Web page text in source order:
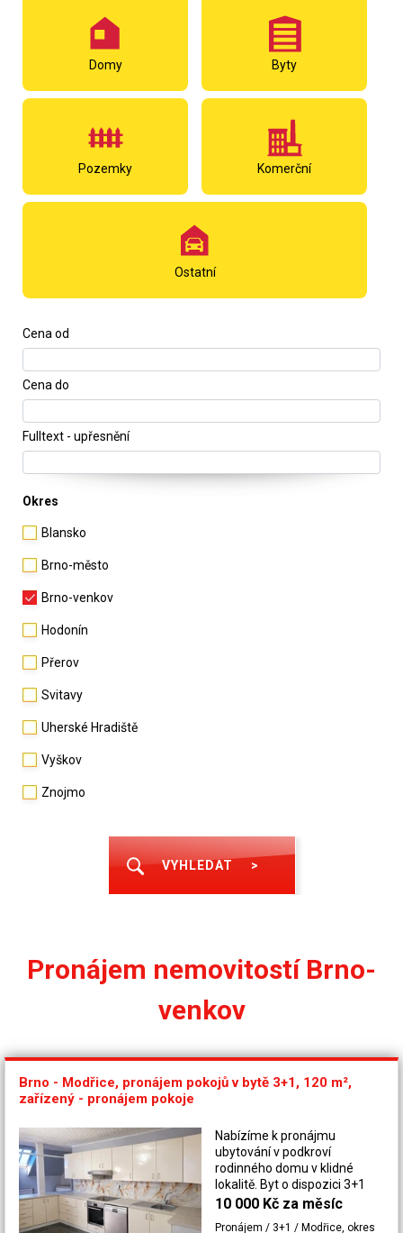
Domy Byty
Pozemky Komerční
Ostatní
Cena od
Cena do
Fulltext - upřesnění
Okres
Blansko
Brno-město
Brno-venkov
Hodonín
Přerov
Svitavy
Uherské Hradiště
Vyškov
Znojmo
VYHLEDAT >
Pronájem nemovitostí Brno-
venkov
Brno - Modřice, pronájem pokojů v bytě 3+1, 120 m²,
zařízený - pronájem pokoje
Nabízíme k pronájmu
ubytování v podkroví
rodinného domu v klidné
lokalitě. Byt o dispozici 3+1
nabízí pohodlné bydlení s
10 000 Kč za měsíc
Pronájem / 3+1 / Modřice, okres